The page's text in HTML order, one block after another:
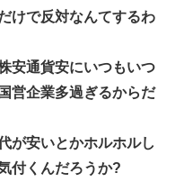
けで反対なんてするわ
安通貨安にいつもいつ
営企業多過ぎるからだ
が安いとかホルホルし
付くんだろうか?